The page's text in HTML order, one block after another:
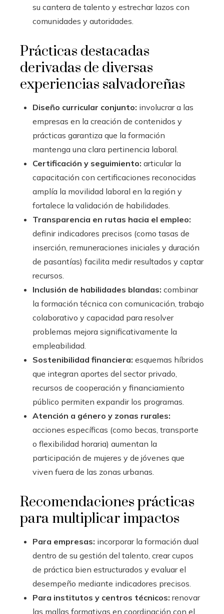
su cantera de talento y estrechar lazos con
comunidades y autoridades.
Prácticas destacadas
derivadas de diversas
experiencias salvadoreñas
Diseño curricular conjunto: involucrar a las
empresas en la creación de contenidos y
prácticas garantiza que la formación
mantenga una clara pertinencia laboral.
Certificación y seguimiento: articular la
capacitación con certificaciones reconocidas
amplía la movilidad laboral en la región y
fortalece la validación de habilidades.
Transparencia en rutas hacia el empleo:
definir indicadores precisos (como tasas de
inserción, remuneraciones iniciales y duración
de pasantías) facilita medir resultados y captar
recursos.
Inclusión de habilidades blandas: combinar
la formación técnica con comunicación, trabajo
colaborativo y capacidad para resolver
problemas mejora significativamente la
empleabilidad.
Sostenibilidad financiera: esquemas híbridos
que integran aportes del sector privado,
recursos de cooperación y financiamiento
público permiten expandir los programas.
Atención a género y zonas rurales:
acciones específicas (como becas, transporte
o flexibilidad horaria) aumentan la
participación de mujeres y de jóvenes que
viven fuera de las zonas urbanas.
Recomendaciones prácticas
para multiplicar impactos
Para empresas: incorporar la formación dual
dentro de su gestión del talento, crear cupos
de práctica bien estructurados y evaluar el
desempeño mediante indicadores precisos.
Para institutos y centros técnicos: renovar
las mallas formativas en coordinación con el